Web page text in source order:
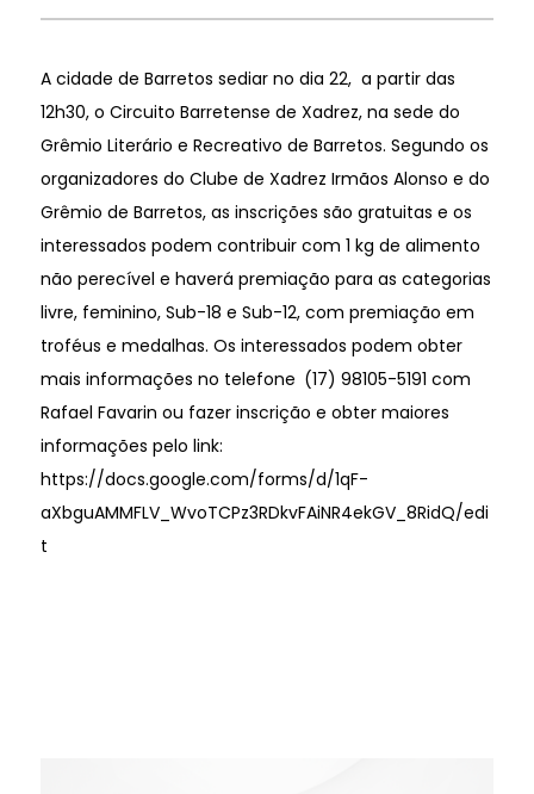
A cidade de Barretos sediar no dia 22, a partir das
12h30, o Circuito Barretense de Xadrez, na sede do
Grêmio Literário e Recreativo de Barretos. Segundo os
organizadores do Clube de Xadrez Irmãos Alonso e do
Grêmio de Barretos, as inscrições são gratuitas e os
interessados podem contribuir com 1 kg de alimento
não perecível e haverá premiação para as categorias
livre, feminino, Sub-18 e Sub-12, com premiação em
troféus e medalhas. Os interessados podem obter
mais informações no telefone (17) 98105-5191 com
Rafael Favarin ou fazer inscrição e obter maiores
informações pelo link:
https://docs.google.com/forms/d/1qF-
aXbguAMMFLV_WvoTCPz3RDkvFAiNR4ekGV_8RidQ/edi
t